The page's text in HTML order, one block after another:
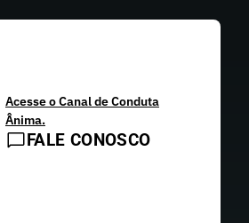
Acesse o Canal de Conduta
Ânima.
FALE CONOSCO